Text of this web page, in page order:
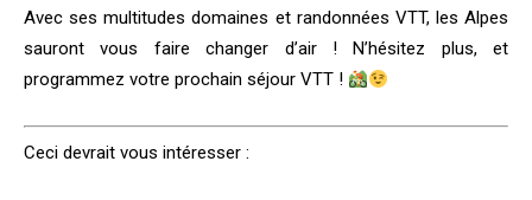
Avec ses multitudes domaines et randonnées VTT, les Alpes
sauront vous faire changer d’air ! N’hésitez plus, et
programmez votre prochain séjour VTT !
Ceci devrait vous intéresser :